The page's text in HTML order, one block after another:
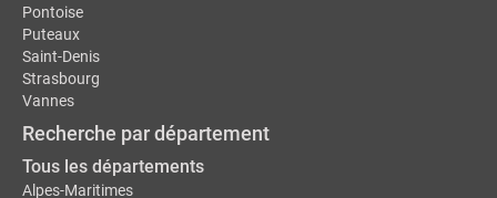
Pontoise
Puteaux
Saint-Denis
Strasbourg
Vannes
Recherche par département
Tous les départements
Alpes-Maritimes